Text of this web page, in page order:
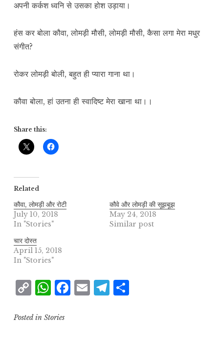
अपनी कर्कश ध्वनि से उसका होश उड़ाया।
हंस कर बोला कौवा, लोमड़ी मौसी, लोमड़ी मौसी, कैसा लगा मेरा मधुर
संगीत?
रोकर लोमड़ी बोली, बहुत ही प्यारा गाना था।
कौवा बोला, हां उतना ही स्वादिष्ट मेरा खाना था।।
Share this:
Related
कौवा, लोमड़ी और रोटी
July 10, 2018
In "Stories"
कौवे और लोमड़ी की सूझबूझ
May 24, 2018
Similar post
चार दोस्त
April 15, 2018
In "Stories"
C
p
W
at
F
E
T
Posted in Stories